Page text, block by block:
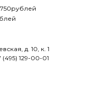
д. 10, к. 1
129-00-01